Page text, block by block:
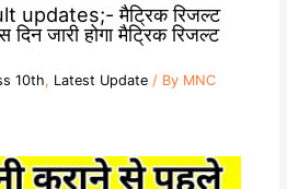
updates;- मैट्रिक रिजल्ट
जारी होगा मैट्रिक रिजल्ट
10th, Latest Update/ By MNC